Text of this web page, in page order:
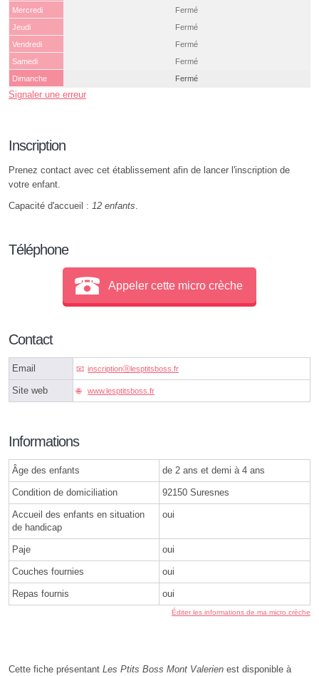
Mercredi
Fermé
Jeudi
Fermé
Vendredi
Fermé
Samedi
Fermé
Dimanche
Fermé
Signaler une erreur
Inscription
Prenez contact avec cet établissement afin de lancer l'inscription de
votre enfant.
Capacité d'accueil : 12 enfants.
Téléphone
Appeler cette micro crèche
Contact
Email inscriptionⓐlesptitsboss.fr
Site web www.lesptitsboss.fr
Informations
Âge des enfants de 2 ans et demi à 4 ans
Condition de domiciliation 92150 Suresnes
Accueil des enfants en situation
de handicap
oui
Paje oui
Couches fournies oui
Repas fournis oui
Éditer les informations de ma micro crèche
Cette fiche présentant Les Ptits Boss Mont Valerien est disponible à